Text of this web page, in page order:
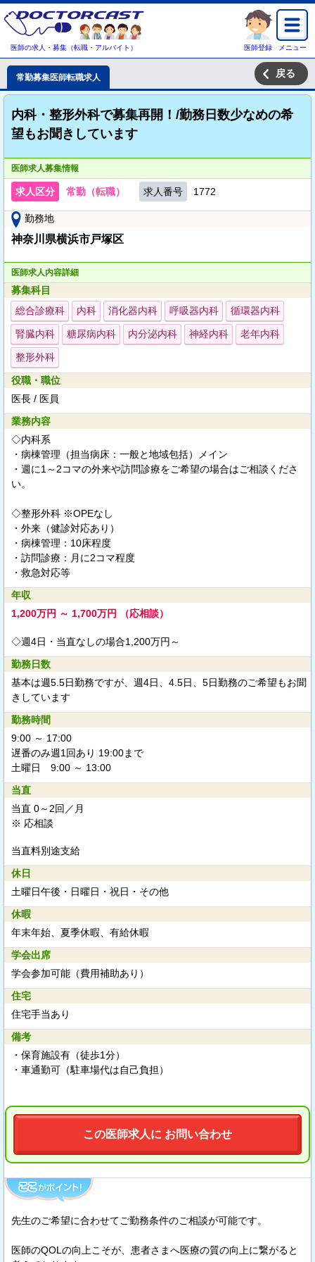
医師の求人・募集（転職・アルバイト） 医師登録 メニュー
常勤募集医師転職求人 戻る
内科・整形外科で募集再開！/勤務日数少なめの希
望もお聞きしています
医師求人募集情報
求人区分 常勤（転職） 求人番号 1772
勤務地
神奈川県横浜市戸塚区
医師求人内容詳細
募集科目
総合診療科
内科 消化器内科 呼吸器内科 循環器内科
腎臓内科 糖尿病内科 内分泌内科 神経内科 老年内科
整形外科
役職・職位
医長 / 医員
業務内容
◇内科系
・病棟管理（担当病床：一般と地域包括）メイン
・週に1～2コマの外来や訪問診療をご希望の場合はご相談くださ
い。
◇整形外科 ※OPEなし
・外来（健診対応あり）
・病棟管理：10床程度
・訪問診療：月に2コマ程度
・救急対応等
年収
1,200万円 ～ 1,700万円 （応相談）
◇週4日・当直なしの場合1,200万円～
勤務日数
基本は週5.5日勤務ですが、週4日、4.5日、5日勤務のご希望もお聞
きしています
勤務時間
9:00 ～ 17:00
遅番のみ週1回あり 19:00まで
土曜日 9:00 ～ 13:00
当直
当直 0～2回／月
※ 応相談
当直料別途支給
休日
土曜日午後・日曜日・祝日・その他
休暇
年末年始、夏季休暇、有給休暇
学会出席
学会参加可能（費用補助あり）
住宅
住宅手当あり
備考
・保育施設有（徒歩1分）
・車通勤可（駐車場代は自己負担）
この医師求人に お問い合わせ
先生のご希望に合わせてご勤務条件のご相談が可能です。
医師のQOLの向上こそが、患者さまへ医療の質の向上に繋がると